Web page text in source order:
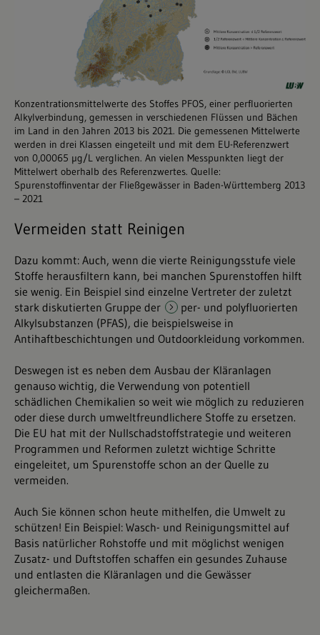
Konzentrationsmittelwerte des Stoffes PFOS, einer perfluorierten
Alkylverbindung, gemessen in verschiedenen Flüssen und Bächen
im Land in den Jahren 2013 bis 2021. Die gemessenen Mittelwerte
werden in drei Klassen eingeteilt und mit dem EU-Referenzwert
von 0,00065 µg/L verglichen. An vielen Messpunkten liegt der
Mittelwert oberhalb des Referenzwertes. Quelle:
Spurenstoffinventar der Fließgewässer in Baden-Württemberg 2013
– 2021
Vermeiden statt Reinigen
Dazu kommt: Auch, wenn die vierte Reinigungsstufe viele
Stoffe herausfiltern kann, bei manchen Spurenstoffen hilft
sie wenig. Ein Beispiel sind einzelne Vertreter der zuletzt
stark diskutierten Gruppe der
per- und polyfluorierten
Alkylsubstanzen (PFAS), die beispielsweise in
Antihaftbeschichtungen und Outdoorkleidung vorkommen.
Deswegen ist es neben dem Ausbau der Kläranlagen
genauso wichtig, die Verwendung von potentiell
schädlichen Chemikalien so weit wie möglich zu reduzieren
oder diese durch umweltfreundlichere Stoffe zu ersetzen.
Die EU hat mit der Nullschadstoffstrategie und weiteren
Programmen und Reformen zuletzt wichtige Schritte
eingeleitet, um Spurenstoffe schon an der Quelle zu
vermeiden.
Auch Sie können schon heute mithelfen, die Umwelt zu
schützen! Ein Beispiel: Wasch- und Reinigungsmittel auf
Basis natürlicher Rohstoffe und mit möglichst wenigen
Zusatz- und Duftstoffen schaffen ein gesundes Zuhause
und entlasten die Kläranlagen und die Gewässer
gleichermaßen.